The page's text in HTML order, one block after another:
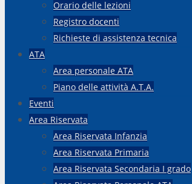
Orario delle lezioni
Registro docenti
Richieste di assistenza tecnica
ATA
Area personale ATA
Piano delle attività A.T.A.
Eventi
Area Riservata
Area Riservata Infanzia
Area Riservata Primaria
Area Riservata Secondaria I grado